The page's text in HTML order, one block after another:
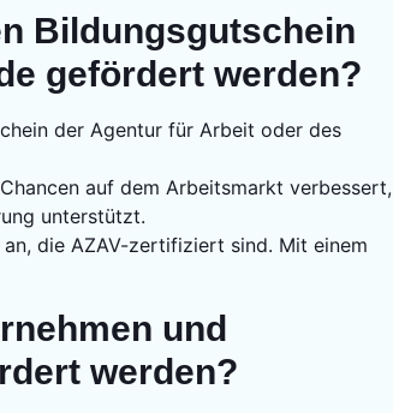
Bildungsgutschein
gefördert werden?
der Agentur für Arbeit oder des
auf dem Arbeitsmarkt verbessert,
unterstützt.
an, die AZAV-zertifiziert sind. Mit einem
und
werden?